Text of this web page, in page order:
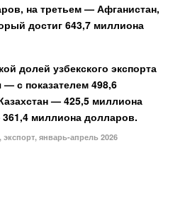
на третьем — Афганистан,
достиг 643,7 миллиона
долей узбекского экспорта
с показателем 498,6
— 425,5 миллиона
миллиона долларов.
, экспорт, январь-апрель 2026